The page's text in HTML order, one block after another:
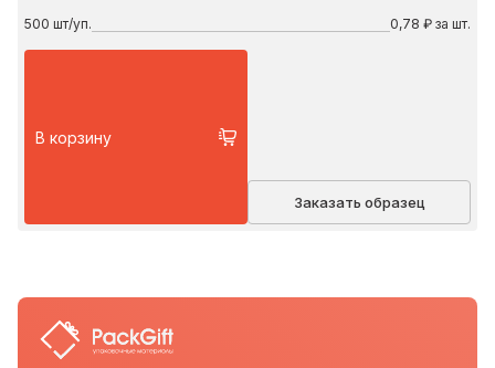
500 шт/уп. 0,78 ₽ за шт.
В корзину
Заказать образец